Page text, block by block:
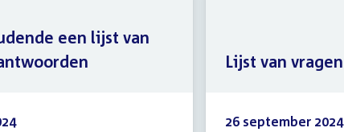
een lijst van
26 september 2024
Lijst van vragen